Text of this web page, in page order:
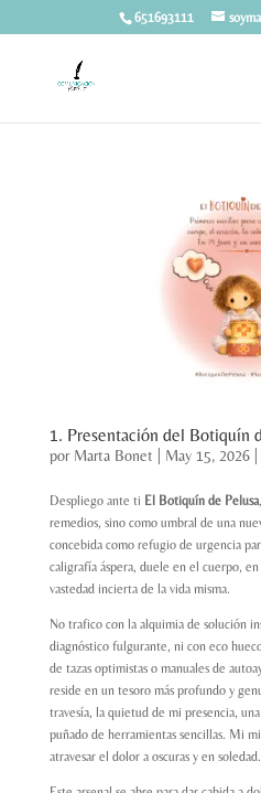
651693111
1. Presentación del Botiquín
por Marta Bonet May 15, 2026|
Despliego ante ti El Botiquín de Pelusa
remedios, sino como umbral de una
concebida como refugio de urgencia
caligrafía áspera, duele en el cuerpo,
vastedad incierta de la vida misma.
No trafico con la alquimia de solución
diagnóstico fulgurante, ni con eco
de tazas optimistas o manuales de
reside en un tesoro más profundo y
travesía, la quietud de mi presencia,
puñado de herramientas sencillas. Mi
atravesar el dolor a oscuras y en soledad.